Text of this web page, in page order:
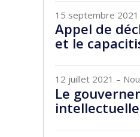
15 septembre 2021
Appel de
et le
12 juillet 2021 –
Le